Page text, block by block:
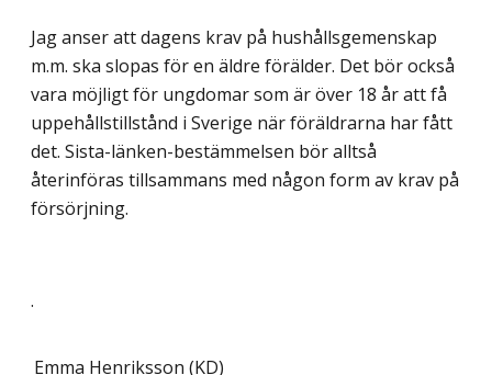
Jag anser att dagens krav på hushållsgemenskap
m.m. ska slopas för en äldre förälder. Det bör också
vara möjligt för ungdomar som är över 18 år att få
uppehållstillstånd i Sverige när föräldrarna har fått
det. Sista-länken-bestämmelsen bör alltså
återinföras tillsammans med någon form av krav på
försörjning.
.
Emma Henriksson (KD)